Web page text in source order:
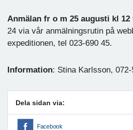
Anmälan fr o m 25 augusti kl 12
24 via vår anmälningsrutin på
expeditionen, tel 023-690 45.
Information: Stina Karlsson,
Dela sidan via:
Facebook